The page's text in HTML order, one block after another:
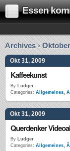
Essen
Archives ›
Okt 31, 2009
Kaffeekunst
By Ludger
Categories: Allgemeines,
Okt 31, 2009
Querdenker
By Ludger
Categories: Allgemeines,